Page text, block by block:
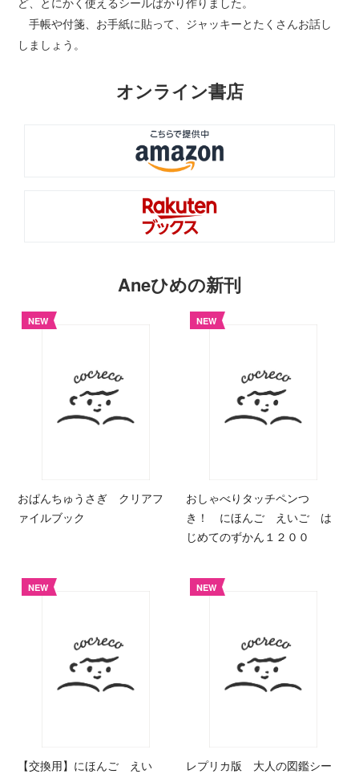
手帳や付箋、お手紙に貼って、ジャッキーとたくさんお話し
しましょう。
オンライン書店
Aneひめの新刊
NEW
おぱんちゅうさぎ クリアフ
ァイルブック
NEW
おしゃべりタッチペンつ
き！ にほんご えいご は
じめてのずかん１２００
NEW
【交換用】にほんご えい
NEW
レプリカ版 大人の図鑑シー